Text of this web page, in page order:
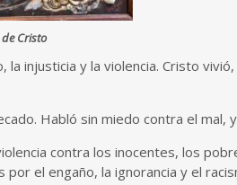
Cristo
la injusticia y la violencia. Cristo
Habló sin miedo contra el mal,
contra los inocentes, los
el engaño, la ignorancia y el